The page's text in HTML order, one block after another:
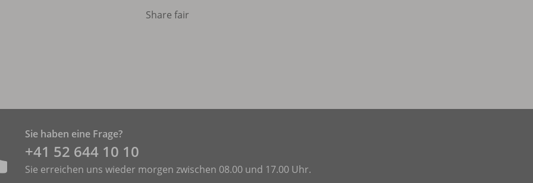
Share fair
Sie haben eine Frage?
+41 52 644 10 10
Sie erreichen uns wieder morgen zwischen 08.00 und 17.00 Uhr.